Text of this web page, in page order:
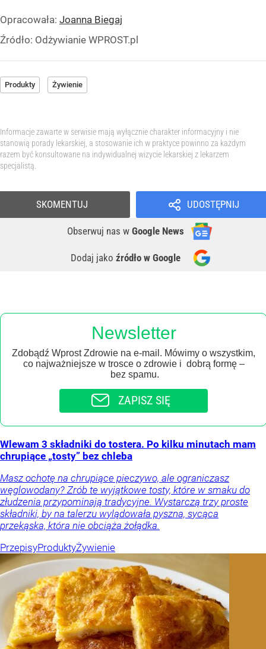
Opracowała: Joanna Biegaj
Źródło: Odżywianie WPROST.pl
Produkty Żywienie
Informacje zawarte w serwisie mają wyłącznie charakter informacyjny i nie
stanowią porady lekarskiej, a stosowanie ich w praktyce powinno za każdym
razem być konsultowane na indywidualnej wizycie lekarskiej z lekarzem
specjalistą.
UDOSTĘPNIJ
Obserwuj nas w Google News
Dodaj jako źródło w Google
SKOMENTUJ
Newsletter
Zdobądź Wprost Zdrowie na e-mail. Mówimy o wszystkim,
co najważniejsze w trosce o zdrowie i dobrą formę –
bez spamu.
ZAPISZ SIĘ
Wlewam 3 składniki do tostera. Po kilku minutach mam
chrupiące „tosty” bez chleba
Masz ochotę na chrupiące pieczywo, ale ograniczasz
węglowodany? Zrób te wyjątkowe tosty, które w smaku do
złudzenia przypominają tradycyjne. Wystarczą trzy proste
składniki, by na talerzu wylądowała pyszna, sycąca
przekąska, która nie obciąża żołądka.
PrzepisyProduktyŻywienie